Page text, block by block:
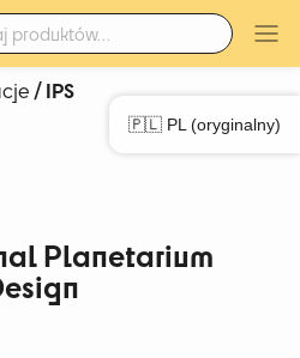
🇵🇱 PL (oryginalny)
/ IPS
Planetarium